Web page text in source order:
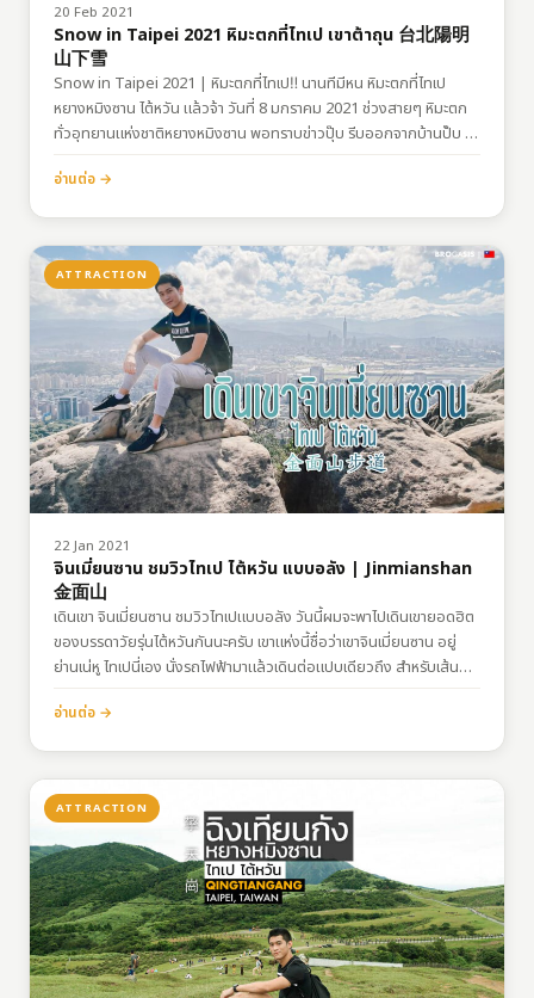
20 Feb 2021
Snow in Taipei 2021 หิมะตกที่ไทเป เขาต้าถุน 台北陽明
山下雪
Snow in Taipei 2021 | หิมะตกที่ไทเป​‼ นานทีมีหน หิมะตกที่ไทเป
หยางหมิงซาน ไต้หวัน แล้วจ้า วันที่ 8 มกราคม 2021 ช่วงสายๆ หิมะตก
ทั่วอุทยานแห่งชาติหยางหมิงซาน พอทราบข่าวปุ๊บ รีบออกจากบ้านปั๊บ ไป
ตามล่าหิมะทันที…
อ่านต่อ →
ATTRACTION
22 Jan 2021
จินเมี่ยนซาน ชมวิวไทเป ไต้หวัน แบบอลัง | Jinmianshan
金面山
เดินเขา จินเมี่ยนซาน ชมวิวไทเปแบบอลัง วันนี้ผมจะพาไปเดินเขายอดฮิต
ของบรรดาวัยรุ่นไต้หวันกันนะครับ เขาแห่งนี้ชื่อว่าเขาจินเมี่ยนซาน อยู่
ย่านเน่หู ไทเปนี่เอง นั่งรถไฟฟ้ามาแล้วเดินต่อแปบเดียวถึง สำหรับเส้น
ทางเดินเทรลแห่งนี้ถือว่าสนุกมาก ระยะทางไม่ยาวมากด้วย แค่ 1-2
ชั่วโมงก็จบทริปแล้ว แต่จะมีบางช่วงต้องปีนป่ายนิดนึง หินเยอะ เพราะ
พิกัด:…
อ่านต่อ →
ATTRACTION